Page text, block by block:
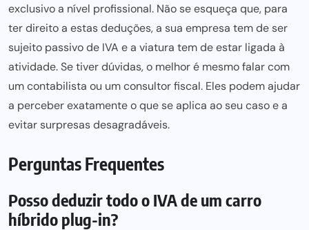
exclusivo a nível profissional. Não se esqueça que, para
ter direito a estas deduções, a sua empresa tem de ser
sujeito passivo de IVA e a viatura tem de estar ligada à
atividade. Se tiver dúvidas, o melhor é mesmo falar com
um contabilista ou um consultor fiscal. Eles podem ajudar
a perceber exatamente o que se aplica ao seu caso e a
evitar surpresas desagradáveis.
Perguntas Frequentes
Posso deduzir todo o IVA de um carro
híbrido plug-in?